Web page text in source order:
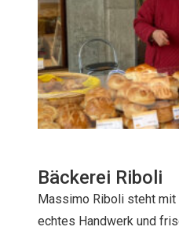
Bäckerei Riboli
Massimo Riboli steht
echtes Handwerk und